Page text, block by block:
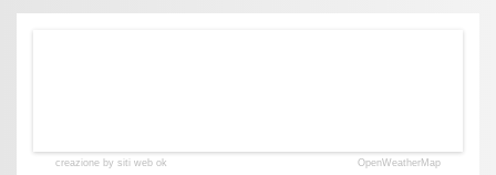
creazione by siti web ok OpenWeatherMap